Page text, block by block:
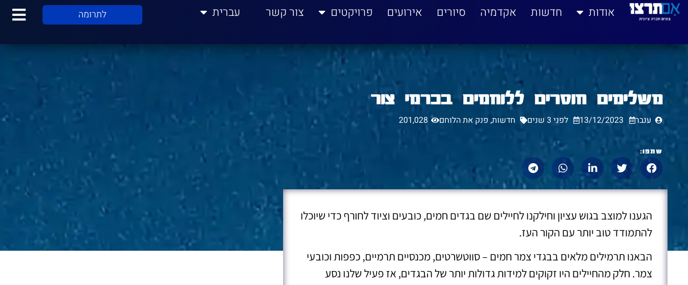
לתוכן אודות חדשות אקדמיה סיורים אירועים פרויקטים צור קשר עברית לתרומה
משלימים חוסרים ללוחמים בכרמי צור
ענבר 13/12/2023 לפני 3 שנים חדשות, פנק את הלוחם 201,028
שתפו:
הגענו למוצב בגוש עציון וחילקנו לחיילים שם בגדים חמים, כובעים וציוד לחורף כדי שיוכלו
להתמודד טוב יותר עם הקור העז.
הבאנו תרמילים מלאים בבגדי צמר חמים – סווטשרטים, מכנסיים תרמיים, כפפות וכובעי
צמר. חלק מהחיילים היו זקוקים למידות גדולות יותר של הבגדים, אז פעיל שלנו נסע